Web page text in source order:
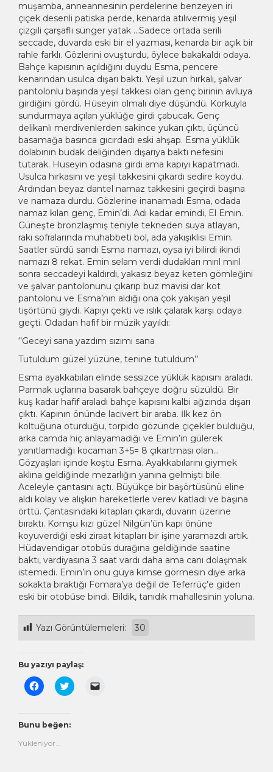
muşamba, anneannesinin perdelerine benzeyen iri
çiçek desenli patiska perde, kenarda atılıvermiş yeşil
çizgili çarşaflı sünger yatak …Sadece ortada serili
seccade, duvarda eski bir el yazması, kenarda bir açık bir
rahle farklı. Gözlerini ovuşturdu, öylece bakakaldı odaya.
Bahçe kapısının açıldığını duydu Esma, pencere
kenarından usulca dışarı baktı. Yeşil uzun hırkalı, şalvar
pantolonlu başında yeşil takkesi olan genç birinin avluya
girdiğini gördü. Hüseyin olmalı diye düşündü. Korkuyla
sundurmaya açılan yüklüğe girdi çabucak. Genç
delikanlı merdivenlerden sakince yukarı çıktı, üçüncü
basamağa basınca gıcırdadı eski ahşap. Esma yüklük
dolabının budak deliğinden dışarıya baktı nefesini
tutarak. Hüseyin odasına girdi ama kapıyı kapatmadı.
Usulca hırkasını ve yeşil takkesini çıkardı sedire koydu.
Ardından beyaz dantel namaz takkesini geçirdi başına
ve namaza durdu. Gözlerine inanamadı Esma, odada
namaz kılan genç, Emin’di. Adı kadar emindi, El Emin.
Güneşte bronzlaşmış teniyle tekneden suya atlayan,
rakı sofralarında muhabbeti bol, ada yakışıklısı Emin.
Saatler sürdü sandı Esma namazı, oysa iyi bilirdi ikindi
namazı 8 rekat. Emin selam verdi dudakları mırıl mırıl
sonra seccadeyi kaldırdı, yakasız beyaz keten gömleğini
ve şalvar pantolonunu çıkarıp buz mavisi dar kot
pantolonu ve Esma’nın aldığı ona çok yakışan yeşil
tişörtünü giydi. Kapıyı çekti ve ıslık çalarak karşı odaya
geçti. Odadan hafif bir müzik yayıldı:
‘’Geceyi sana yazdım sızımı sana
Tutuldum güzel yüzüne, tenine tutuldum’’
Esma ayakkabıları elinde sessizce yüklük kapısını araladı.
Parmak uçlarına basarak bahçeye doğru süzüldü. Bir
kuş kadar hafif araladı bahçe kapısını kalbi ağzında dışarı
çıktı. Kapının önünde lacivert bir araba. İlk kez ön
koltuğuna oturduğu, torpido gözünde çiçekler bulduğu,
arka camda hiç anlayamadığı ve Emin’in gülerek
yanıtlamadığı kocaman 3+5= 8 çıkartması olan…
Gözyaşları içinde koştu Esma. Ayakkabılarını giymek
aklına geldiğinde mezarlığın yanına gelmişti bile.
Aceleyle çantasını açtı. Büyükçe bir başörtüsünü eline
aldı kolay ve alışkın hareketlerle verev katladı ve başına
örttü. Çantasındaki kitapları çıkardı, duvarın üzerine
bıraktı. Komşu kızı güzel Nilgün’ün kapı önüne
koyuverdiği eski ziraat kitapları bir işine yaramazdı artık.
Hüdavendigar otobüs durağına geldiğinde saatine
baktı, vardiyasına 3 saat vardı daha ama canı dolaşmak
istemedi. Emin’in onu güya kimse görmesin diye arka
sokakta bıraktığı Fomara’ya değil de Teferrüç’e giden
eski bir otobüse bindi. Bildik, tanıdık mahallesinin yoluna.
Yazı Görüntülemeleri: 30
Bu yazıyı paylaş:
Facebook'ta
paylaşmak
pencerede
açılır)
Twitter
üzerinde
(Yeni
Bunu beğen:
Yükleniyor...